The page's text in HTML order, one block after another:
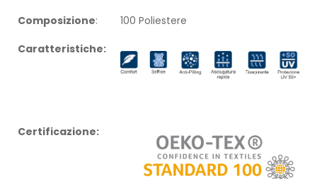
Composizione:
100 Poliestere
Caratteristiche:
Certificazione: